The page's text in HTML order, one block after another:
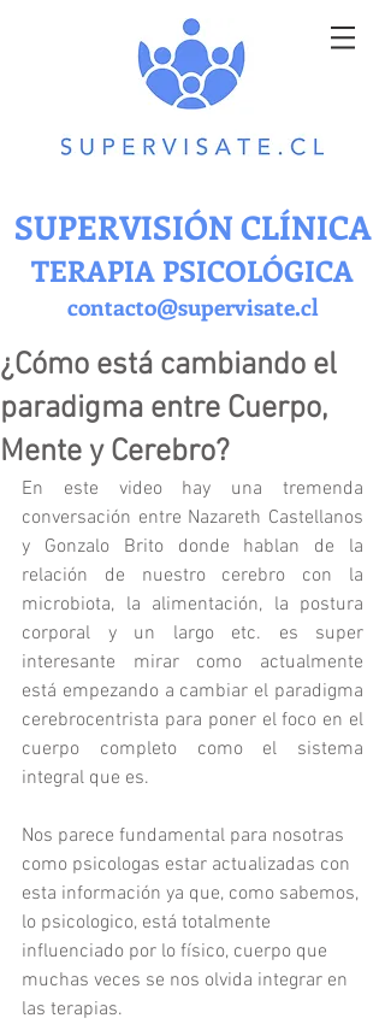
SUPERVISIÓN CLÍNICA
TERAPIA PSICOLÓGICA
contacto@supervisate.cl
¿Cómo está cambiando el
paradigma entre Cuerpo,
Mente y Cerebro?
En este video hay una tremenda
conversación entre Nazareth Castellanos
y Gonzalo Brito donde hablan de la
relación de nuestro cerebro con la
microbiota, la alimentación, la postura
corporal y un largo etc. es super
interesante mirar como actualmente
está empezando a cambiar el paradigma
cerebrocentrista para poner el foco en el
cuerpo completo como el sistema
integral que es.
Nos parece fundamental para nosotras
como psicologas estar actualizadas con
esta información ya que, como sabemos,
lo psicologico, está totalmente
influenciado por lo físico, cuerpo que
muchas veces se nos olvida integrar en
las terapias.